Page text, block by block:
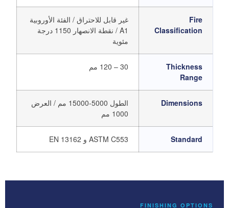
Fire
Classification
غير قابل للاحتراق / الفئة الأوروبية
A1 / نقطة الانصهار 1150 درجة
مئوية
Thickness
Range
30 – 120 مم
Dimensions
الطول 5000-15000 مم / العرض
1000 مم
Standard ASTM C553 و EN 13162
FINISHING OPTIONS